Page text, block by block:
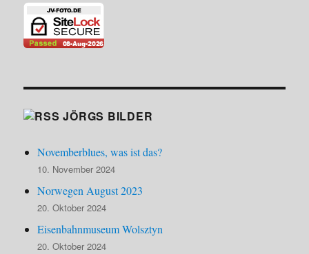
JÖRGS BILDER
Novemberblues, was ist das?
10. November 2024
Norwegen August 2023
20. Oktober 2024
Eisenbahnmuseum Wolsztyn
20. Oktober 2024